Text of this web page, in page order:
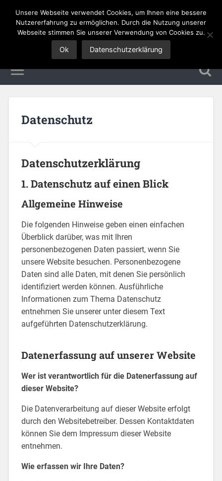
Tourismus Jobs
Datenschutz
Datenschutzerklärung
1. Datenschutz auf einen Blick
Allgemeine Hinweise
Die folgenden Hinweise geben einen einfachen
Überblick darüber, was mit Ihren
personenbezogenen Daten passiert, wenn Sie
unsere Website besuchen. Personenbezogene
Daten sind alle Daten, mit denen Sie persönlich
identifiziert werden können. Ausführliche
Informationen zum Thema Datenschutz
entnehmen Sie unserer unter diesem Text
aufgeführten Datenschutzerklärung.
Datenerfassung auf unserer Website
Wer ist verantwortlich für die Datenerfassung auf
dieser Website?
Die Datenverarbeitung auf dieser Website erfolgt
durch den Websitebetreiber. Dessen Kontaktdaten
können Sie dem Impressum dieser Website
entnehmen.
Wie erfassen wir Ihre Daten?
Unsere Webseite verwendet Cookies, um Ihnen eine bessere
Nutzererfahrung zu ermöglichen. Durch die Nutzung unserer
Webseite stimmen Sie unserer Verwendung von Cookies zu.
Ok Datenschutzerklärung